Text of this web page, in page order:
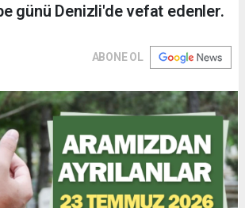
günü Denizli'de vefat edenler.
ABONE OL